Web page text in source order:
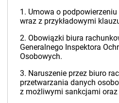
1. Umowa o
wraz z przykładowymi
2. Obowiązki biura
Generalnego Inspektora
Osobowych.
3. Naruszenie przez biuro
przetwarzania danych
z możliwymi sankcjami